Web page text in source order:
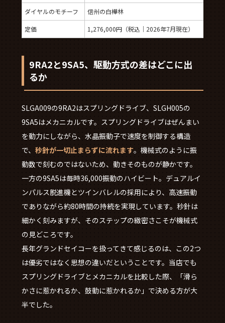
ダイヤルのモチーフ 信州の白樺林
定価 1,276,000円（税込｜2026年7月現在）
9RA2と9SA5、駆動方式の差はどこに出
るか
SLGA009の9RA2はスプリングドライブ、SLGH005の
9SA5はメカニカルです。スプリングドライブはぜんまい
を動力にしながら、水晶振動子で速度を制御する構造
で、 秒針が一切止まらずに流れます。機械式のように振
動数で刻むのではないため、動きそのものが静かです。
一方の9SA5は毎時36,000振動のハイビート。デュアルイ
ンパルス脱進機とツインバレルの採用により、高速振動
でありながら約80時間の持続を実現しています。秒針は
細かく刻みますが、そのステップの緻密さこそが機械式
の見どころです。
長年グランドセイコーを扱ってきて感じるのは、この2つ
は優劣ではなく思想の違いだということです。当店でも
スプリングドライブとメカニカルを比較した際、「滑ら
かさに惹かれるか、鼓動に惹かれるか」で決める方が大
半でした。